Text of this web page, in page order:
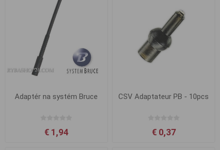
Adaptér na systém Bruce
€ 1,94
CSV Adaptateur PB - 10pcs
€ 0,37